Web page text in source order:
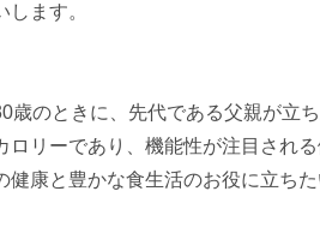
ます。
歳のときに、先代である父親が立
リーであり、機能性が注目され
康と豊かな食生活のお役に立ち